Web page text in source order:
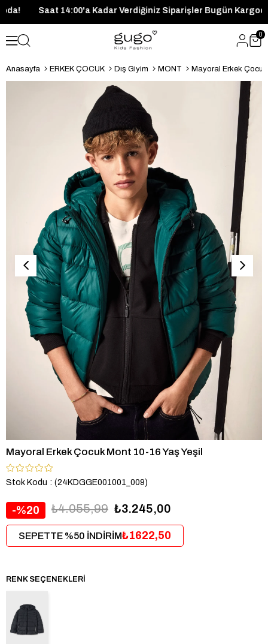
Kargoda! Saat 14:00'a Kadar Verdiğiniz Siparişler Bugün
0
Anasayfa ERKEK ÇOCUK Dış Giyim MONT Mayoral Erkek
Mayoral Erkek Çocuk Mont 10-16 Yaş Yeşil
Stok Kodu (24KDGGE001001_009)
20 ₺4.055,99 ₺3.245,00
SEPETTE %50 İNDİRİM₺1622,50
RENK SEÇENEKLERI